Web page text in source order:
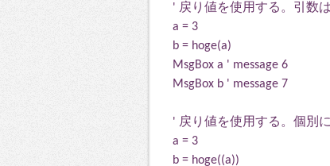
' 戻り値を使用する。引数
a = 3
b = hoge(a)
MsgBox a ' message 6
MsgBox b ' message 7
' 戻り値を使用する。個別
a = 3
b = hoge((a))